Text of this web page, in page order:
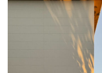
ランチ
その他
その他
その他